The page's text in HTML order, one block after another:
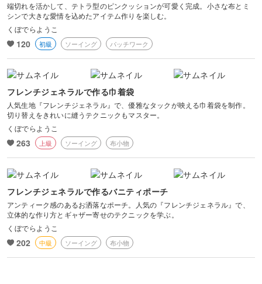
端切れを活かして、テトラ型のピンクッションが可愛く完成。小さな布とミ
シンで大きな愛情を込めたアイテム作りを楽しむ。
くぼでらようこ
120 初級 ソーイング パッチワーク
フレンチジェネラルで作る巾着袋
人気生地『フレンチジェネラル』で、優雅なタックが映える巾着袋を制作。
切り替えをきれいに縫うテクニックもマスター。
くぼでらようこ
263 上級 ソーイング 布小物
フレンチジェネラルで作るバニティポーチ
アンティーク感のあるお洒落なポーチ。人気の『フレンチジェネラル』で、
立体的な作り方とギャザー寄せのテクニックを学ぶ。
くぼでらようこ
202 中級 ソーイング 布小物